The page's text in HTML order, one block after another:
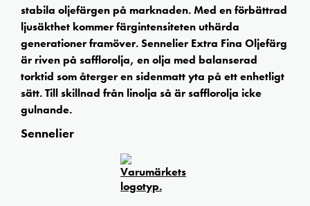
stabila oljefärgen på marknaden. Med en förbättrad
ljusäkthet kommer färgintensiteten uthärda
generationer framöver. Sennelier Extra Fina Oljefärg
är riven på safflorolja, en olja med balanserad
torktid som återger en sidenmatt yta på ett enhetligt
sätt. Till skillnad från linolja så är safflorolja icke
gulnande.
Sennelier